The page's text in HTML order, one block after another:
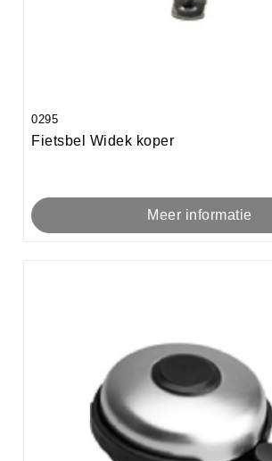
0295
Fietsbel Widek koper
Meer informatie